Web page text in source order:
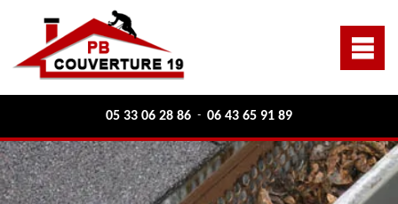
05 33 06 28 86 - 06 43 65 91 89